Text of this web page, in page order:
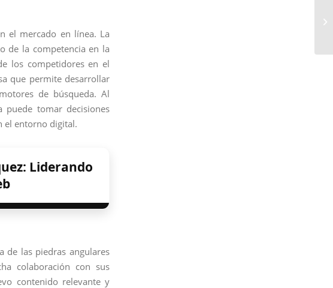
el mercado en línea. La
de la competencia en la
los competidores en el
que permite desarrollar
de búsqueda. Al
puede tomar decisiones
el entorno digital.
Liderando
de las piedras angulares
colaboración con sus
contenido relevante y